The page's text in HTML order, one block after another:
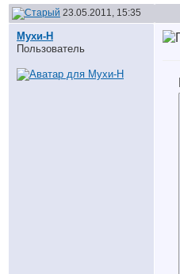
23.05.2011, 15:35
Мухи-Н
Пользователь